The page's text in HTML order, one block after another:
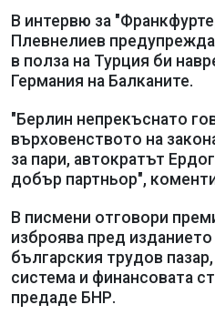
В интервю за
Плевнелиев
в полза на Турция би
Германия на Балканите.
"Берлин непрекъснато
върховенството на
за пари, автократът
добър партньор",
В писмени отговори
изброява пред
българския трудов
система и финансовата
предаде БНР.